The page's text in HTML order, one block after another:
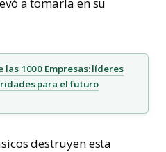
las 1000 Empresas: líderes
para el futuro
destruyen esta